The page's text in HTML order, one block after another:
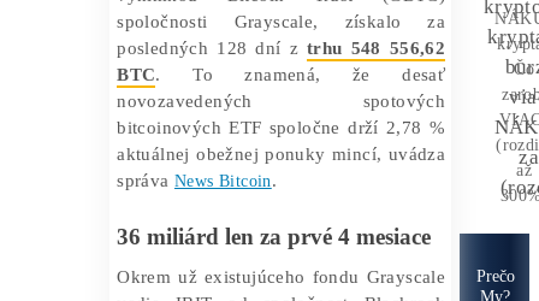
20/05/2024 Marek Jendrál
Podľa nedávnych údajov desať
spotových bitcoinových burzovo
obchodovaných fondov (ETF), s
výnimkou Bitcoin Trust (GBTC)
posledných 128 dní ztrhu 548 556,62
novozavedených spotových